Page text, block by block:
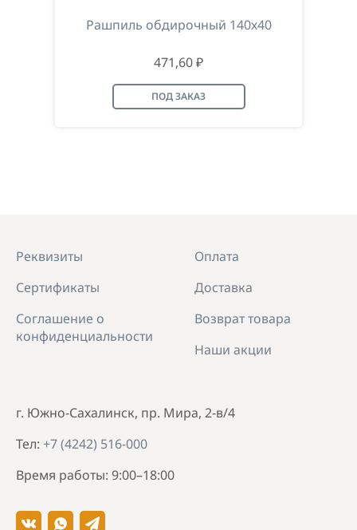
Рашпиль обдирочный 140х40
471,60 ₽
ПОД ЗАКАЗ
г. Южно-Сахалинск, пр. Мира, 2-в/4
Тел: +7 (4242) 516-000
Время работы: 9:00–18:00
Реквизиты
Сертификаты
Соглашение о
конфиденциальности
Оплата
Доставка
Возврат товара
Наши акции